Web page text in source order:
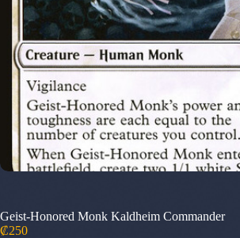
Geist-Honored Monk Kaldheim Commander
₡250